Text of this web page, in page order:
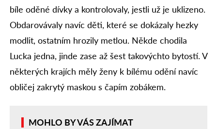
bíle oděné dívky a kontrolovaly, jestli už je uklizeno.
Obdarovávaly navíc děti, které se dokázaly hezky
modlit, ostatním hrozily metlou. Někde chodila
Lucka jedna, jinde zase až šest takovýchto bytostí. V
některých krajích měly ženy k bílému odění navíc
obličej zakrytý maskou s čapím zobákem.
MOHLO BY VÁS ZAJÍMAT